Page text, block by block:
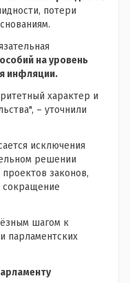
потери
на уровень
инфляции.
характер и
– уточнили
исключения
решении
законов,
сокращение
шагом к
парламентских